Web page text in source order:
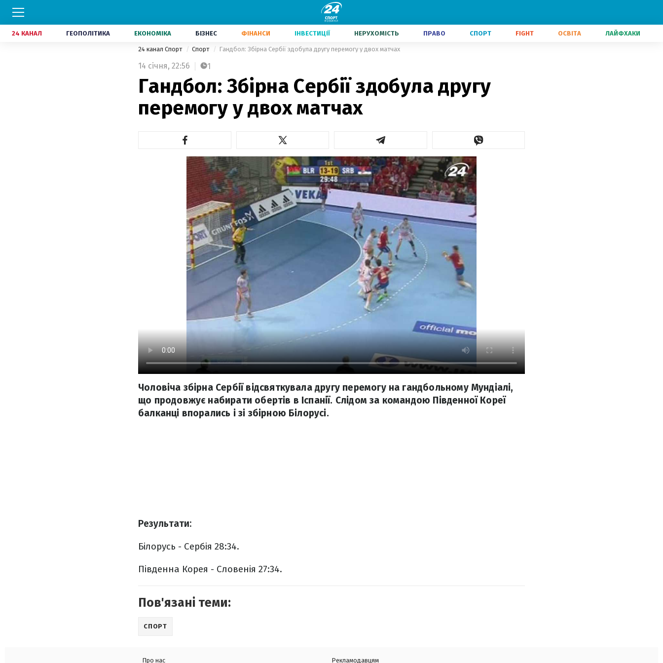
24 КАНАЛ ГЕОПОЛІТИКА ЕКОНОМІКА БІЗНЕС ФІНАНСИ ІНВЕСТИЦІЇ НЕРУХОМІСТЬ ПРАВО СПОРТ FIGHT ОСВІТА ЛАЙФХАКИ
24 канал Спорт Спорт Гандбол: Збірна Сербії здобула другу перемогу у двох матчах
14 січня, 22:56 1
Гандбол: Збірна Сербії здобула другу
перемогу у двох матчах
Чоловіча збірна Сербії відсвяткувала другу перемогу на гандбольному Мундіалі,
що продовжує набирати обертів в Іспанії. Слідом за командою Південної Кореї
балканці впорались і зі збірною Білорусі.
Результати:
Білорусь - Сербія 28:34.
Південна Корея - Словенія 27:34.
Пов'язані теми:
СПОРТ
Про нас Рекламодавцям